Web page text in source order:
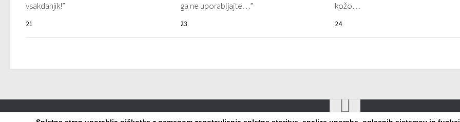
vsakdanjik!”
21
ga ne uporabljajte…”
23
kožo…
24